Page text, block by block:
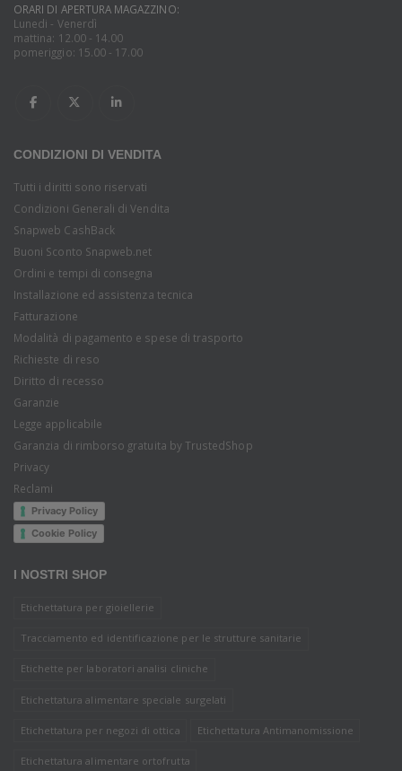
ORARI DI APERTURA MAGAZZINO:
Lunedi - Venerdì
mattina: 12.00 - 14.00
pomeriggio: 15.00 - 17.00
CONDIZIONI DI VENDITA
Tutti i diritti sono riservati
Condizioni Generali di Vendita
Snapweb CashBack
Buoni Sconto Snapweb.net
Ordini e tempi di consegna
Installazione ed assistenza tecnica
Fatturazione
Modalità di pagamento e spese di trasporto
Richieste di reso
Diritto di recesso
Garanzie
Legge applicabile
Garanzia di rimborso gratuita by TrustedShop
Privacy
Reclami
Privacy Policy
Cookie Policy
I NOSTRI SHOP
Etichettatura per gioiellerie
Tracciamento ed identificazione per le strutture sanitarie
Etichette per laboratori analisi cliniche
Etichettatura alimentare speciale surgelati
Etichettatura per negozi di ottica Etichettatura Antimanomissione
Etichettatura alimentare ortofrutta